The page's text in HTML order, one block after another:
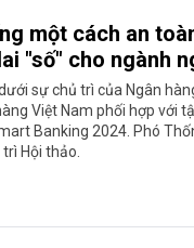
một cách an
"số" cho ngành
sự chủ trì của Ngân
Việt Nam phối hợp với
Banking 2024. Phó
Hội thảo.